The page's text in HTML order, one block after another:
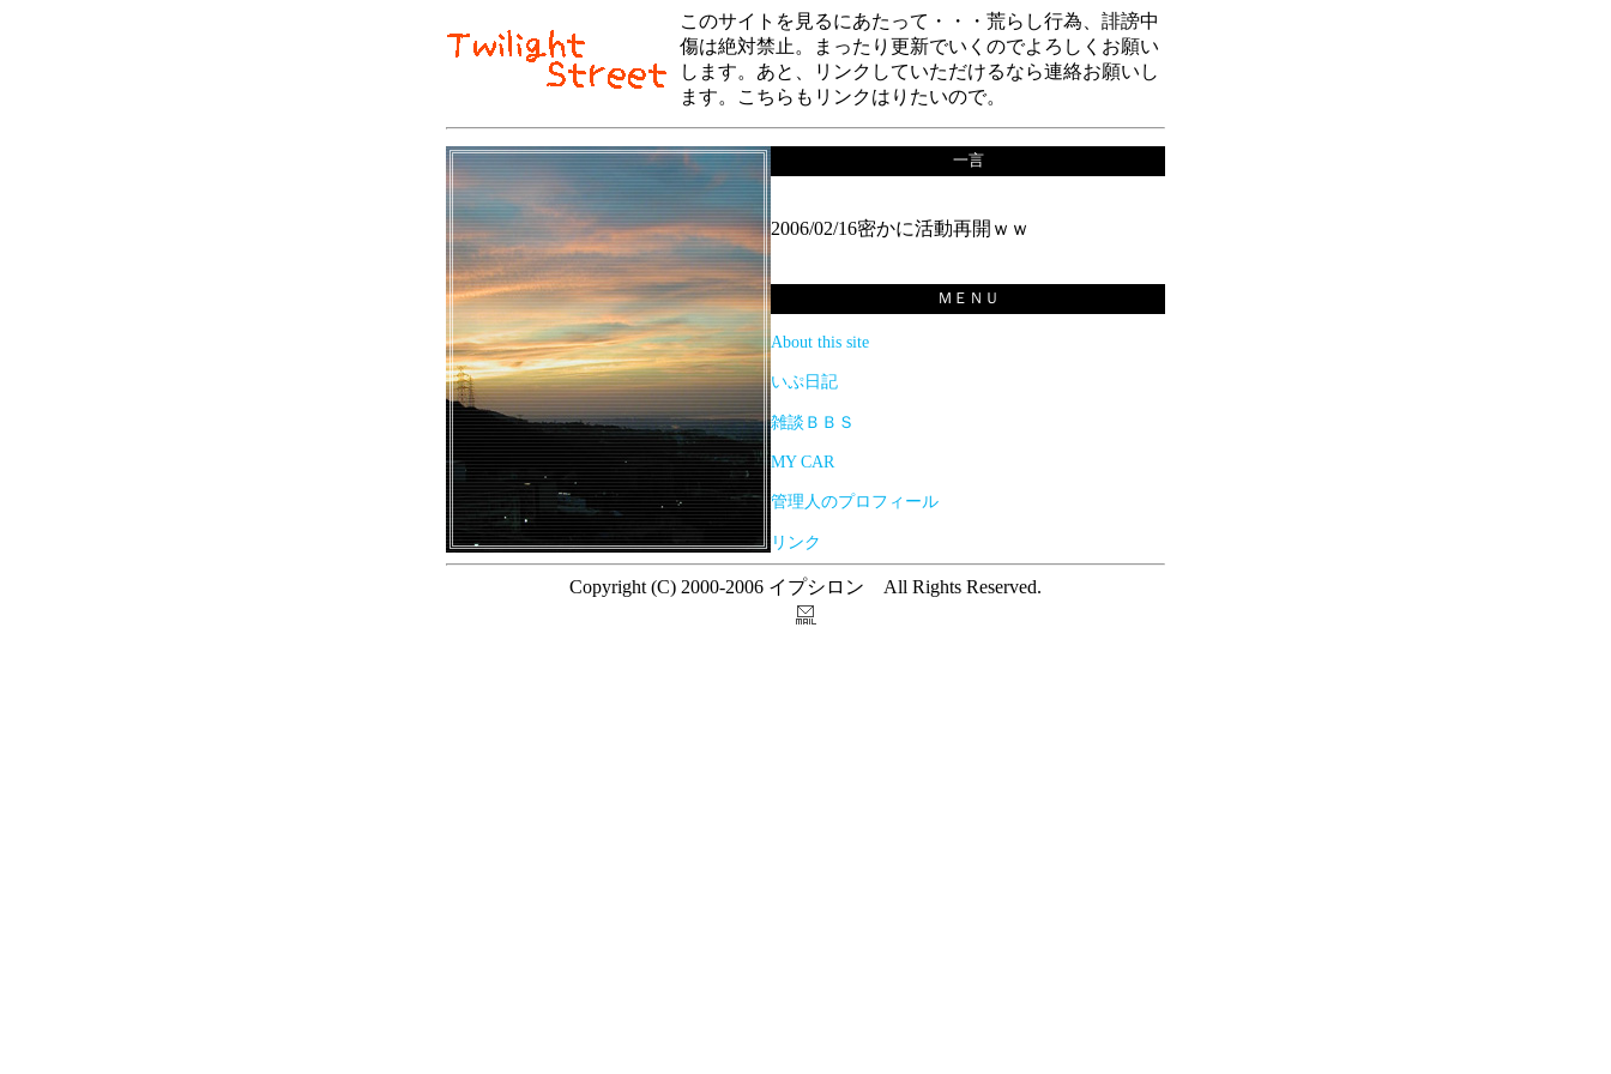
このサイトを見るにあたって・・・荒らし行為、誹謗中
傷は絶対禁止。まったり更新でいくのでよろしくお願い
します。あと、リンクしていただけるなら連絡お願いし
ます。こちらもリンクはりたいので。
一言
2006/02/16密かに活動再開ｗｗ
ＭＥＮＵ
About this site
いぷ日記
雑談ＢＢＳ
MY CAR
管理人のプロフィール
リンク
Copyright (C) 2000-2006 イプシロン All Rights Reserved.